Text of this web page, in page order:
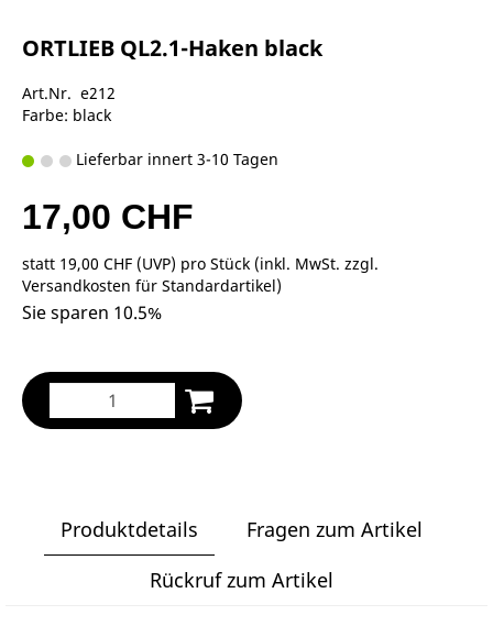
ORTLIEB QL2.1-Haken black
Art.Nr. e212
Farbe: black
Lieferbar innert 3-10 Tagen
17,00 CHF
statt 19,00 CHF (UVP) pro Stück (inkl. MwSt. zzgl.
Versandkosten für Standardartikel)
Sie sparen 10.5%
Produktdetails
Fragen zum Artikel
Rückruf zum Artikel